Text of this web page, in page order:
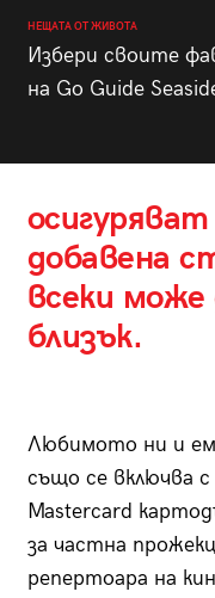
НЕЩАТА ОТ ЖИВОТА
Избери своите
на Go Guide
добавена
всеки може
близък.
Любимото ни и
също се включва
Mastercard
за частна
репертоара на